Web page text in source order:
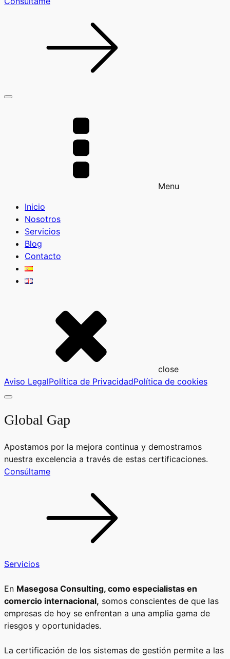
Menu
Inicio
Nosotros
Servicios
Blog
Contacto
close
Aviso LegalPolítica de PrivacidadPolítica de cookies
Global Gap
Apostamos por la mejora continua y demostramos
nuestra excelencia a través de estas certificaciones.
Consúltame
Servicios
En Masegosa Consulting, como especialistas en
comercio internacional, somos conscientes de que las
empresas de hoy se enfrentan a una amplia gama de
riesgos y oportunidades.
La certificación de los sistemas de gestión permite a las